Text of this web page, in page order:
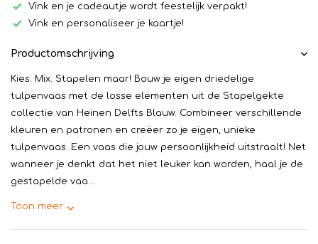
Vink en je cadeautje wordt feestelijk verpakt!
Vink en personaliseer je kaartje!
Productomschrijving
Kies. Mix. Stapelen maar! Bouw je eigen driedelige
tulpenvaas met de losse elementen uit de Stapelgekte
collectie van Heinen Delfts Blauw. Combineer verschillende
kleuren en patronen en creëer zo je eigen, unieke
tulpenvaas. Een vaas die jouw persoonlijkheid uitstraalt! Net
wanneer je denkt dat het niet leuker kan worden, haal je de
gestapelde vaa...
Toon meer